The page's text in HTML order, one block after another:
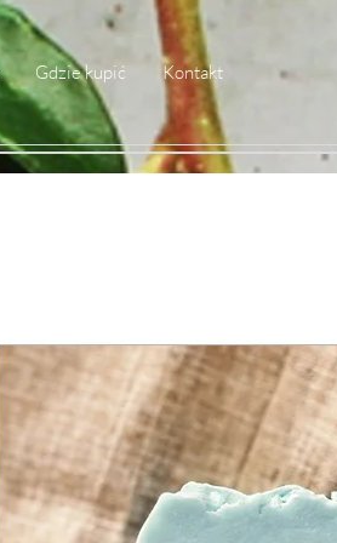
Gdzie kupić Kontakt